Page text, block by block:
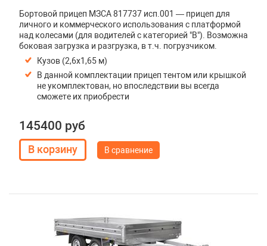
Бортовой прицеп МЗСА 817737 исп.001 — прицеп для
личного и коммерческого использования с платформой
над колесами (для водителей с категорией "В"). Возможна
боковая загрузка и разгрузка, в т.ч. погрузчиком.
Кузов (2,6х1,65 м)
В данной комплектации прицеп тентом или крышкой
не укомплектован, но впоследствии вы всегда
сможете их приобрести
145400 руб
В сравнение